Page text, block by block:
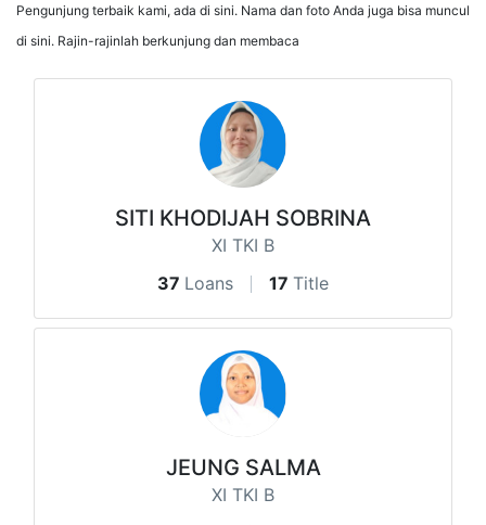
Pengunjung terbaik kami, ada di sini. Nama dan foto Anda juga bisa muncul
di sini. Rajin-rajinlah berkunjung dan membaca
SITI KHODIJAH SOBRINA
XI TKI B
37 Loans 17 Title
JEUNG SALMA
XI TKI B